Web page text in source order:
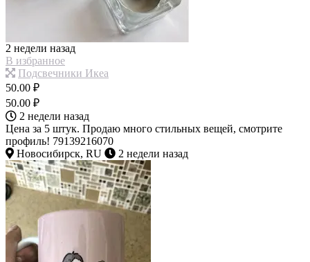
2 недели назад
В избранное
Подсвечники Икеа
50.00 ₽
50.00 ₽
2 недели назад
Цена за 5 штук. Продаю много стильных вещей, смотрите
профиль! 79139216070
Новосибирск, RU
2 недели назад